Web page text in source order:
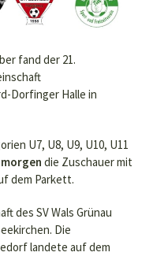
fand der 21.
Dorfinger Halle in
U7, U8, U9, U10, U11
die Zuschauer mit
dem Parkett.
des SV Wals Grünau
Die
landete auf dem